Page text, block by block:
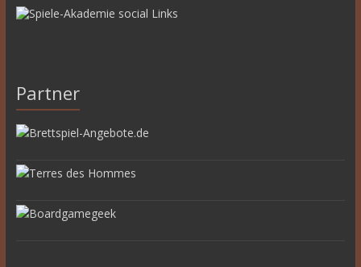
Partner